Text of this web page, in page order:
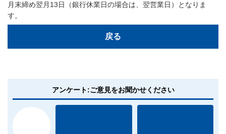
月末締め翌月13日（銀行休業日の場合は、翌営業日）となりま
す。
戻る
アンケート:ご意見をお聞かせください